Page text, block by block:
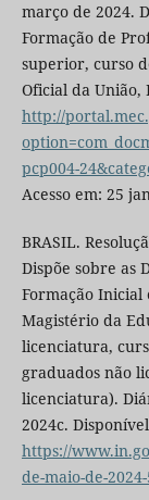
março de 2024.
Formação de
superior, curso
Oficial da União,
http://
pcp004-
Acesso em: 25
BRASIL.
Dispõe sobre as
Formação Inicial
Magistério da
licenciatura,
graduados não
licenciatura).
2024c.
https://
de-maio-de-